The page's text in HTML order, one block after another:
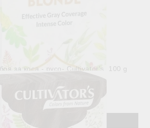
за коса - русо- Cultivator's, 100 g
В наличност